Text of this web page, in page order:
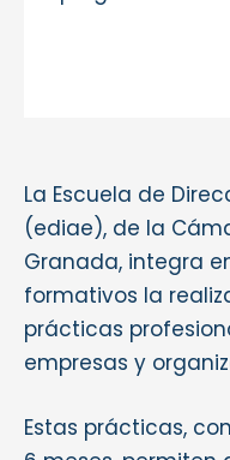
La Escuela de
(ediae), de la
Granada, integra
formativos la
prácticas
empresas y
Estas prácticas,